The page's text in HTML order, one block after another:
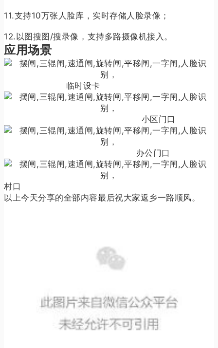
11.支持10万张人脸库，实时存储人脸录像；
12.以图搜图/搜录像，支持多路摄像机接入。
应用场景
临时设卡
小区门口
办公门口
村口
以上今天分享的全部内容最后祝大家返乡一路顺风。